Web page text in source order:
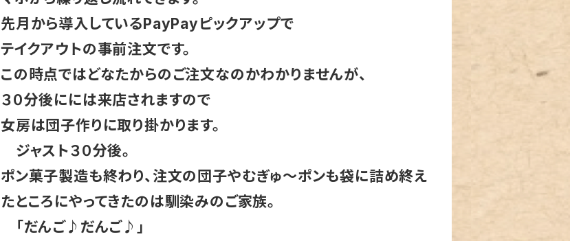
先月から導入しているPayPayピックアップで
テイクアウトの事前注文です。
この時点ではどなたからのご注文なのかわかりませんが、
３０分後にには来店されますので
女房は団子作りに取り掛かります。
ジャスト３０分後。
ポン菓子製造も終わり、注文の団子やむぎゅ～ポンも袋に詰め終え
たところにやってきたのは馴染みのご家族。
「だんご♪だんご♪」